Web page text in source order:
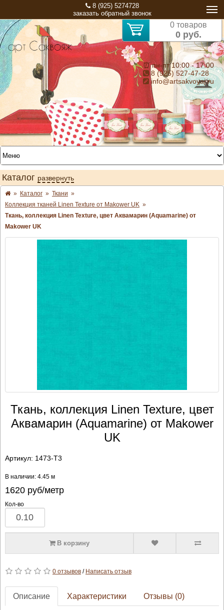
8 (925) 5274728
заказать обратный звонок
0 товаров
0 руб.
⏰ пн-пт 10:00 - 17:00
8 (925) 527-47-28
info@artsakvoyaj.ru
Каталог развернуть
» Каталог » Ткани »
Коллекция тканей Linen Texture от Makower UK »
Ткань, коллекция Linen Texture, цвет Аквамарин (Aquamarine) от
Makower UK
Ткань, коллекция Linen Texture, цвет
Аквамарин (Aquamarine) от Makower
UK
Артикул: 1473-T3
В наличии: 4.45 м
1620руб/метр
Кол-во
В корзину
0 отзывов/ Написать отзыв
Описание Характеристики Отзывы (0)